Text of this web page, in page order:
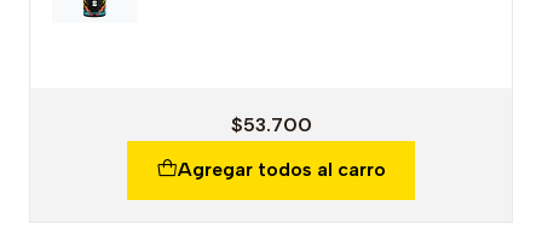
$53.700
Agregar todos al carro